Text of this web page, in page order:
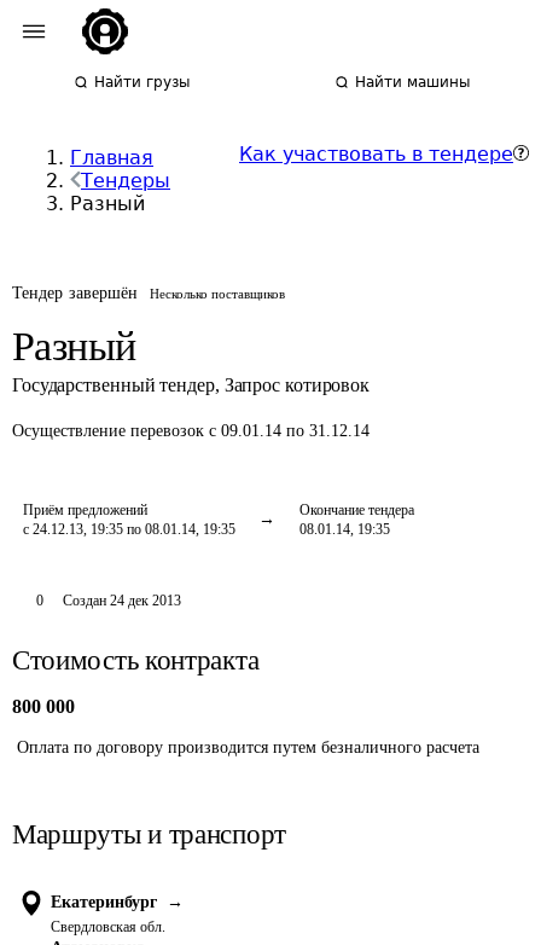
Найти грузы Найти машины
Главная
Тендеры
Разный
Как участвовать в тендере
Тендер завершён Несколько поставщиков
Разный
Государственный тендер, Запрос котировок
Осуществление перевозок с 09.01.14 по 31.12.14
Приём предложений
с 24.12.13, 19:35 по 08.01.14, 19:35
Окончание тендера
08.01.14, 19:35
0 Создан 24 дек 2013
Стоимость контракта
800 000
Оплата по договору производится путем безналичного расчета
Маршруты и транспорт
Екатеринбург →
Свердловская обл.